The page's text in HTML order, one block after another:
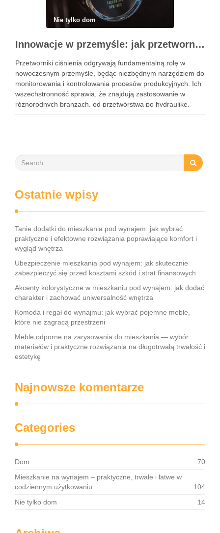
Nie tylko dom
Innowacje w przemyśle: jak przetworniki ciśnienia zmieniają standardy pomiarów
Przetworniki ciśnienia odgrywają fundamentalną rolę w
nowoczesnym przemyśle, będąc niezbędnym narzędziem do
monitorowania i kontrolowania procesów produkcyjnych. Ich
wszechstronność sprawia, że znajdują zastosowanie w
różnorodnych branżach, od przetwórstwa po hydraulikę,
gdzie precyzyjne pomiary ciśnienia są kluczowe dla
Ostatnie wpisy
Tanie dodatki do mieszkania pod wynajem: jak wybrać
praktyczne i efektowne rozwiązania poprawiające komfort i
wygląd wnętrza
Ubezpieczenie mieszkania pod wynajem: jak skutecznie
zabezpieczyć się przed kosztami szkód i strat finansowych
Akcenty kolorystyczne w mieszkaniu pod wynajem: jak dodać
charakter i zachować uniwersalność wnętrza
Komoda i regał do wynajmu: jak wybrać pojemne meble,
które nie zagracą przestrzeni
Meble odporne na zarysowania do mieszkania — wybór
materiałów i praktyczne rozwiązania na długotrwałą trwałość i
estetykę
Najnowsze komentarze
Categories
Dom
70
Mieszkanie na wynajem – praktyczne, trwałe i łatwe w
codziennym użytkowaniu
104
Nie tylko dom
14